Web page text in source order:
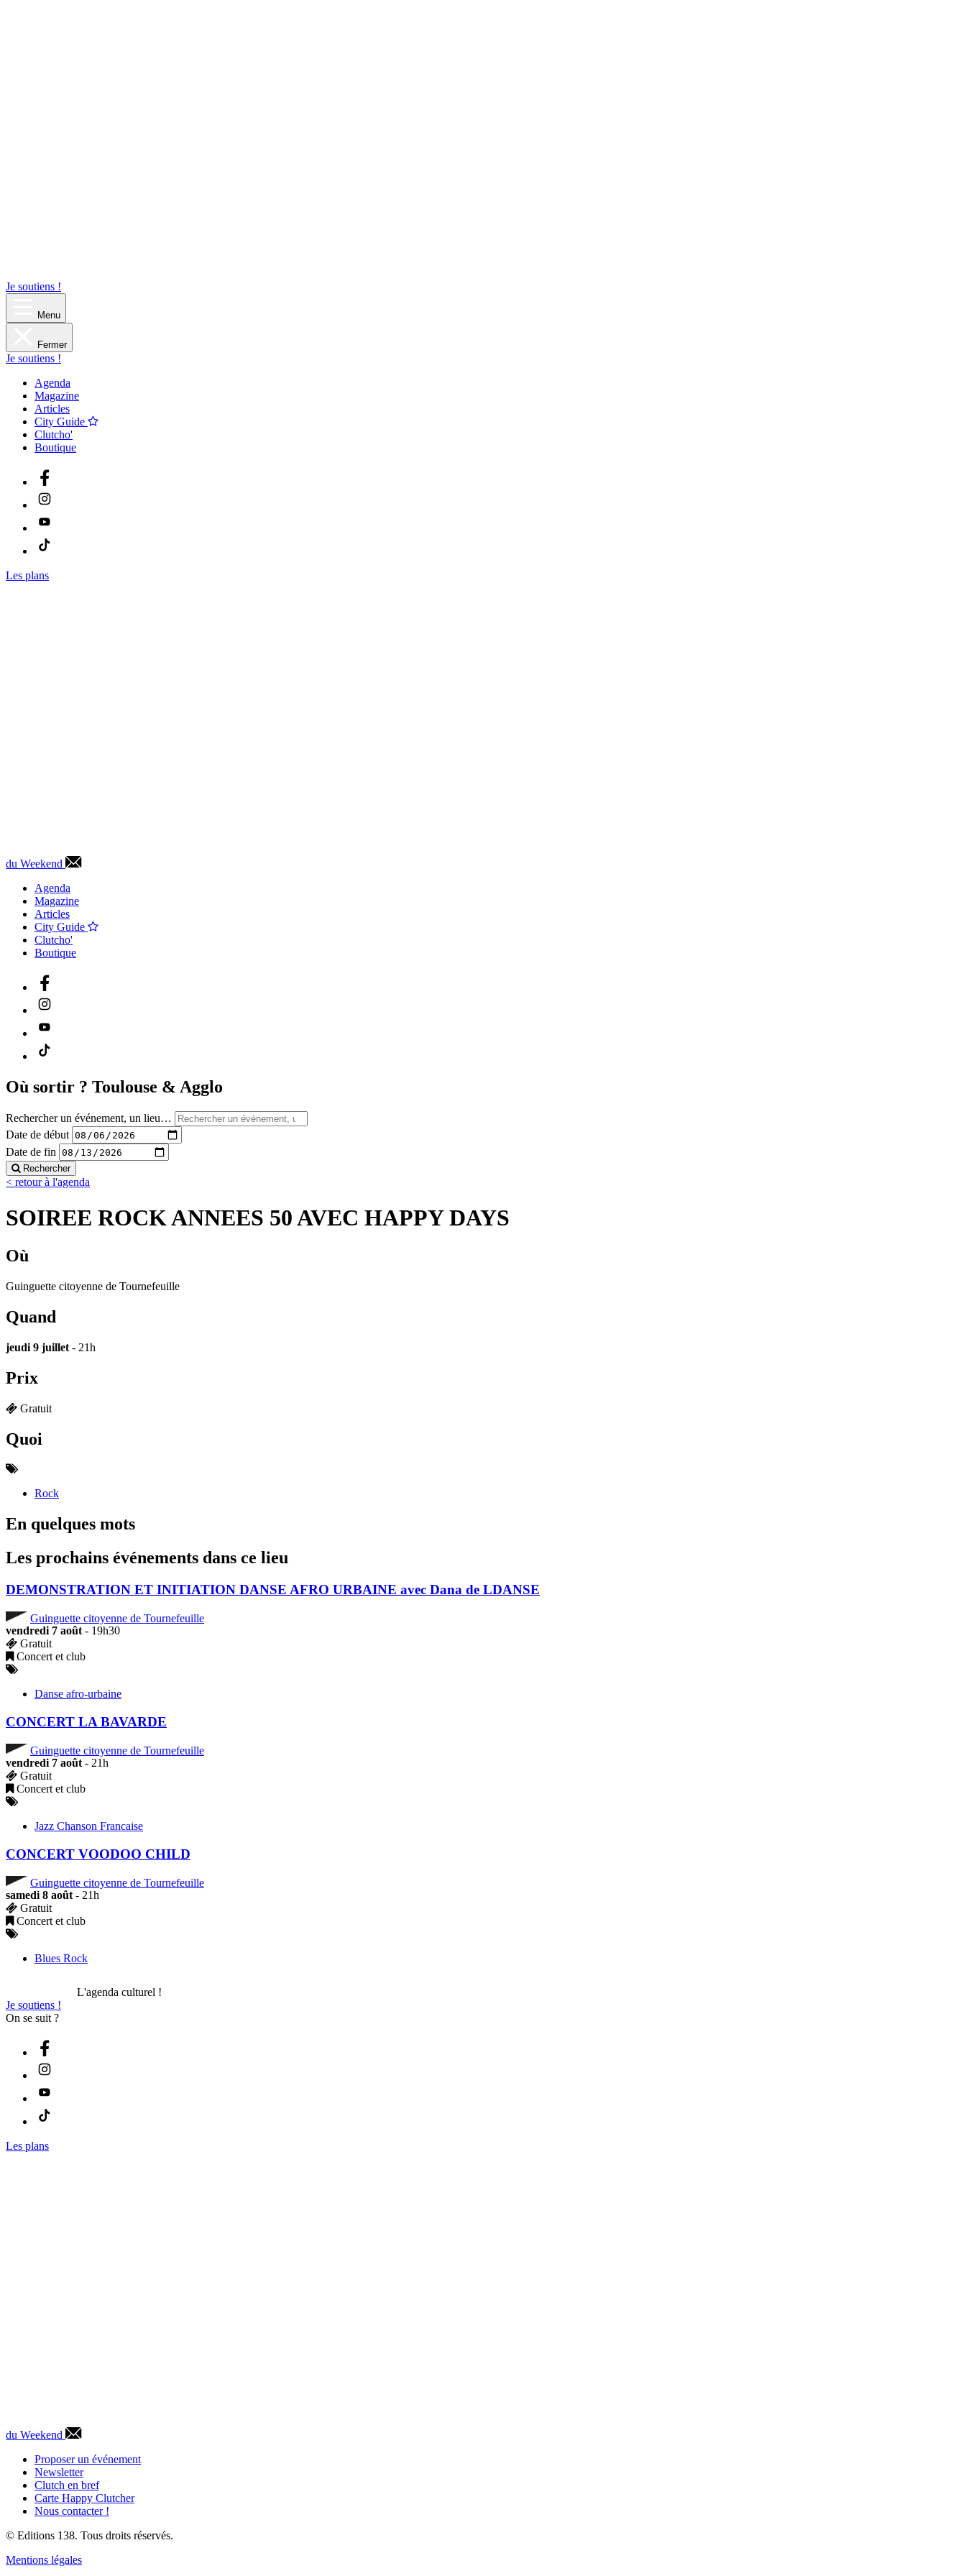
Je soutiens !
Menu
Fermer
Je soutiens !
Agenda
Magazine
Articles
City Guide
Clutcho'
Boutique
Les plans
du Weekend
Agenda
Magazine
Articles
City Guide
Clutcho'
Boutique
Où sortir ? Toulouse & Agglo
Rechercher un événement, un lieu…
Date de début
Date de fin
Rechercher
< retour à l'agenda
SOIREE ROCK ANNEES 50 AVEC HAPPY DAYS
Où
Guinguette citoyenne de Tournefeuille
Quand
jeudi 9 juillet - 21h
Prix
Gratuit
Quoi
Rock
En quelques mots
Les prochains événements dans ce lieu
DEMONSTRATION ET INITIATION DANSE AFRO URBAINE avec Dana de LDANSE
Guinguette citoyenne de Tournefeuille
vendredi 7 août- 19h30
Gratuit
Concert et club
Danse afro-urbaine
CONCERT LA BAVARDE
Guinguette citoyenne de Tournefeuille
vendredi 7 août- 21h
Gratuit
Concert et club
Jazz Chanson Francaise
CONCERT VOODOO CHILD
Guinguette citoyenne de Tournefeuille
samedi 8 août- 21h
Gratuit
Concert et club
Blues Rock
L'agenda culturel !
Je soutiens !
On se suit ?
Les plans
du Weekend
Proposer un événement
Newsletter
Clutch en bref
Carte Happy Clutcher
Nous contacter !
© Editions 138. Tous droits réservés.
Mentions légales